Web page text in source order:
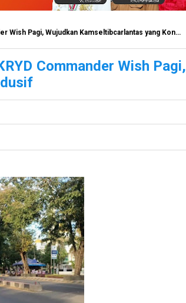
Pagi, Wujudkan Kamseltibcarlantas yang Kondusif
Commander Wish Pagi,